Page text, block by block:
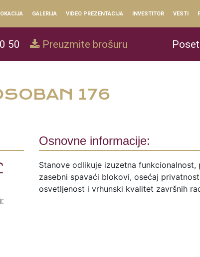
GALERIJA VIDEO PREZENTACIJA INVESTITOR VESTI
50 Preuzmite brošuru
176
Osnovne informacije:
Stanove odlikuje izuzetna
zasebni spavaći blokovi, osećaj
osvetljenost i vrhunski kvalitet završnih